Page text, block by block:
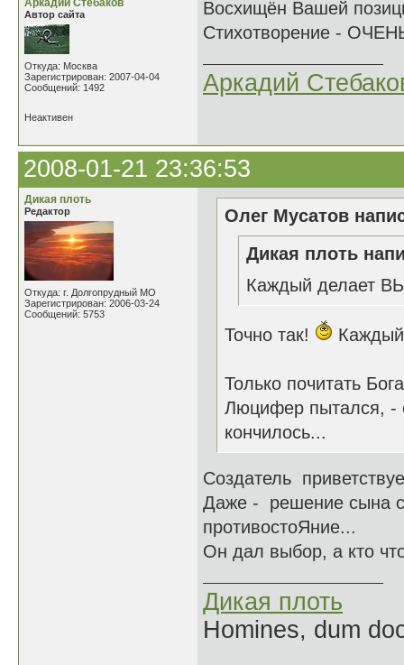
Аркадий Стебаков
Автор сайта
Откуда: Москва
Зарегистрирован: 2007-04-04
Сообщений: 1492
Восхищён Вашей
Стихотворение -
Аркадий
Неактивен
2008-01-21 23:36:53
Дикая плоть
Редактор
Откуда: г. Долгопрудный МО
Зарегистрирован: 2006-03-24
Сообщений: 5753
Олег Мусатов
Дикая плоть
Каждый делает
Точно так!
Только почитать
Люцифер пытался, -
кончилось...
Создатель
Даже - решение сына
противостоЯние...
Он дал выбор, а кто
Дикая плоть
Homines, dum